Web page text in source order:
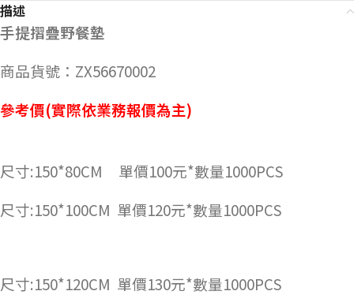
描述
手提摺疊野餐墊
商品貨號：ZX56670002
參考價(實際依業務報價為主)
尺寸:150*80CM 單價100元*數量1000PCS
尺寸:150*100CM 單價120元*數量1000PCS
尺寸:150*120CM 單價130元*數量1000PCS